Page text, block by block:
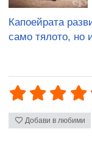
Капоейрата
само тялото, но
Добави в любими